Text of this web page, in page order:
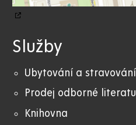
Služby
Ubytování a stravování
Prodej odborné
Knihovna